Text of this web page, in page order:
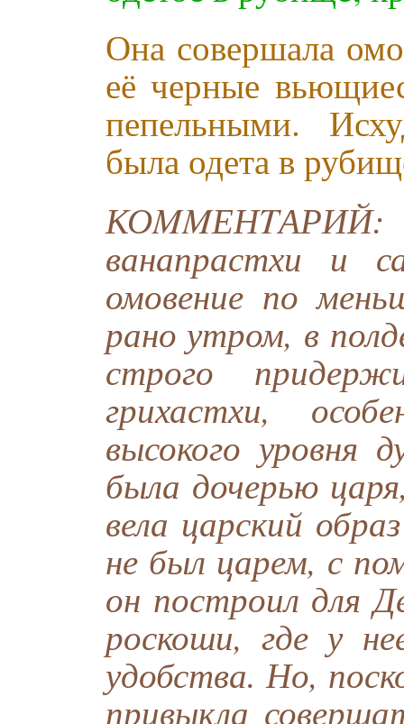
Она совершала
её черные
пепельными.
была одета в
ванапрастхи и
омовение по
рано утром, в
строго
грихастхи,
высокого уровня
была дочерью
вела царский
не был царем, с
он построил для
роскоши, где у
удобства. Но,
привыкла